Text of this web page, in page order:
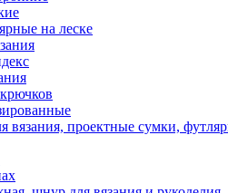
на леске
вязания, проектные сумки,